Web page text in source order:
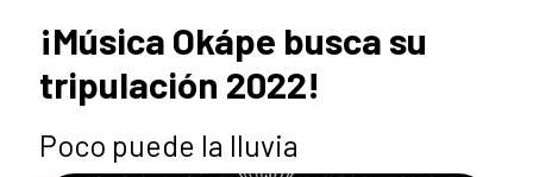
¡Música Okápe busca su
tripulación 2022!
Poco puede la lluvia